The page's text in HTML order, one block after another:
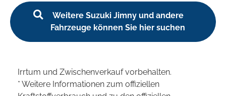
Weitere Suzuki Jimny und andere
Fahrzeuge können Sie hier suchen
Irrtum und Zwischenverkauf vorbehalten.
* Weitere Informationen zum offiziellen